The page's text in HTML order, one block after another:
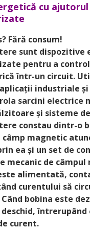
cu
Fără consum!
sunt dispozitive
pentru a
într-un circuit.
industriale și
sarcini electrice
și sisteme
constau dintr-o
câmp magnetic
ea și un set de
mecanic de câmpul
alimentată,
curentului să
bobina este
întrerupând
curent.